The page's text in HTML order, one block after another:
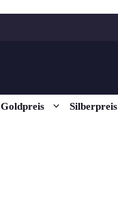
Goldpreis Silberpreis